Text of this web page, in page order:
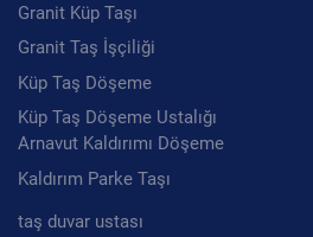
Granit Küp Taşı
Granit Taş İşçiliği
Küp Taş Döşeme
Küp Taş Döşeme Ustalığı
Arnavut Kaldırımı Döşeme
Kaldırım Parke Taşı
taş duvar ustası